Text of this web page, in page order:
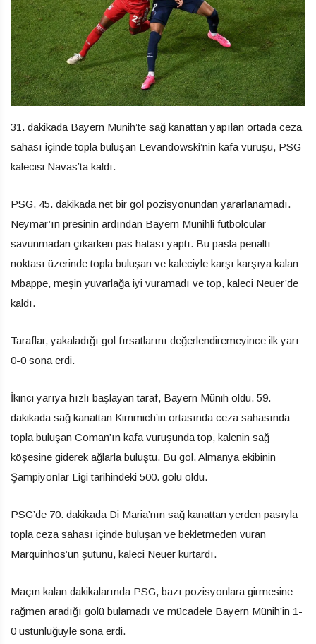
31. dakikada Bayern Münih’te sağ kanattan yapılan ortada ceza
sahası içinde topla buluşan Levandowski’nin kafa vuruşu, PSG
kalecisi Navas’ta kaldı.
PSG, 45. dakikada net bir gol pozisyonundan yararlanamadı.
Neymar’ın presinin ardından Bayern Münihli futbolcular
savunmadan çıkarken pas hatası yaptı. Bu pasla penaltı
noktası üzerinde topla buluşan ve kaleciyle karşı karşıya kalan
Mbappe, meşin yuvarlağa iyi vuramadı ve top, kaleci Neuer’de
kaldı.
Taraflar, yakaladığı gol fırsatlarını değerlendiremeyince ilk yarı
0-0 sona erdi.
İkinci yarıya hızlı başlayan taraf, Bayern Münih oldu. 59.
dakikada sağ kanattan Kimmich’in ortasında ceza sahasında
topla buluşan Coman’ın kafa vuruşunda top, kalenin sağ
köşesine giderek ağlarla buluştu. Bu gol, Almanya ekibinin
Şampiyonlar Ligi tarihindeki 500. golü oldu.
PSG’de 70. dakikada Di Maria’nın sağ kanattan yerden pasıyla
topla ceza sahası içinde buluşan ve bekletmeden vuran
Marquinhos’un şutunu, kaleci Neuer kurtardı.
Maçın kalan dakikalarında PSG, bazı pozisyonlara girmesine
rağmen aradığı golü bulamadı ve mücadele Bayern Münih’in 1-
0 üstünlüğüyle sona erdi.